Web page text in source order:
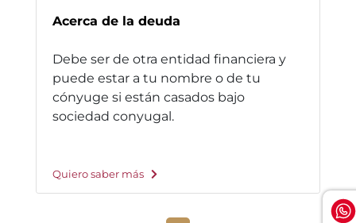
Acerca de la deuda
Debe ser de otra entidad financiera y
puede estar a tu nombre o de tu
cónyuge si están casados bajo
sociedad conyugal.
Quiero saber más